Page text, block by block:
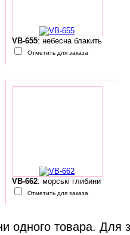
VB-655: небесна блакить
Отметить для заказа
VB-662: морські глибини
Отметить для заказа
одного товара. Для